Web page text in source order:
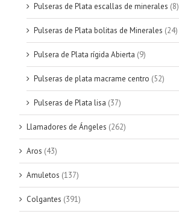
Pulseras de Plata escallas de minerales (8)
Pulseras de Plata bolitas de Minerales (24)
Pulsera de Plata rígida Abierta (9)
Pulseras de plata macrame centro (52)
Pulseras de Plata lisa (37)
Llamadores de Ángeles (262)
Aros (43)
Amuletos (137)
Colgantes (391)